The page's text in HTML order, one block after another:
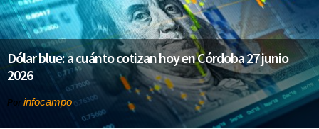
Dólar blue: a cuánto cotizan hoy en Córdoba 27 junio
2026
Por infocampo